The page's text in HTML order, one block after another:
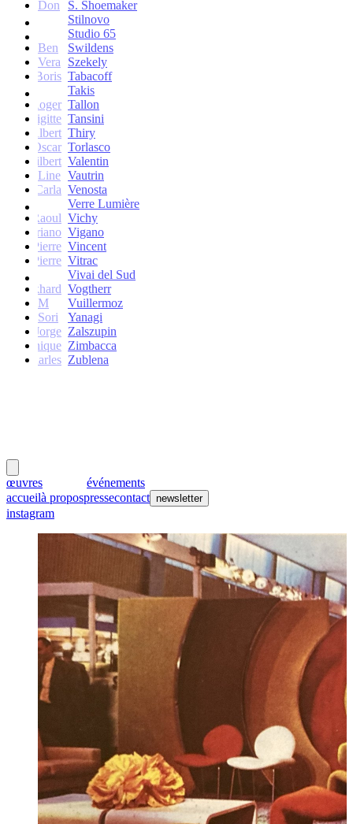
Don
S. Shoemaker
Stilnovo
Studio 65
Ben
Swildens
Vera
Szekely
Boris Tabacoff
Takis
Roger Tallon
Brigitte Tansini
Albert Thiry
Oscar Torlasco
Gilbert Valentin
Line Vautrin
Carla Venosta
Verre Lumière
Raoul Vichy
Vittoriano Vigano
Jean-Pierre Vincent
Jean-Pierre Vitrac
Vivai del Sud
Burkhard Vogtherr
M
Vuillermoz
Sori
Yanagi
Jorge Zalszupin
Dominique Zimbacca
Charles Zublena
œuvres
événements
accueilà propospressecontact newsletter
instagram